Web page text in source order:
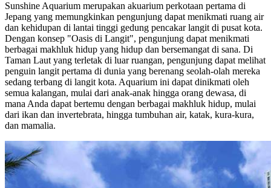
Sunshine Aquarium merupakan akuarium perkotaan pertama di
Jepang yang memungkinkan pengunjung dapat menikmati ruang air
dan kehidupan di lantai tinggi gedung pencakar langit di pusat kota.
Dengan konsep "Oasis di Langit", pengunjung dapat menikmati
berbagai makhluk hidup yang hidup dan bersemangat di sana. Di
Taman Laut yang terletak di luar ruangan, pengunjung dapat melihat
penguin langit pertama di dunia yang berenang seolah-olah mereka
sedang terbang di langit kota. Aquarium ini dapat dinikmati oleh
semua kalangan, mulai dari anak-anak hingga orang dewasa, di
mana Anda dapat bertemu dengan berbagai makhluk hidup, mulai
dari ikan dan invertebrata, hingga tumbuhan air, katak, kura-kura,
dan mamalia.